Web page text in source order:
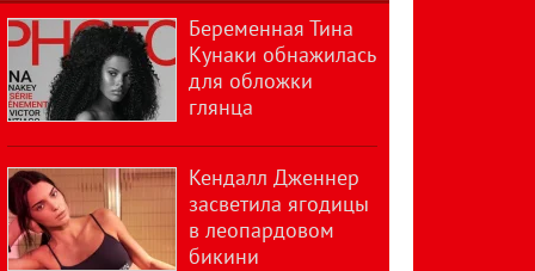
Беременная Тина
Кунаки обнажилась
для обложки
глянца
Кендалл Дженнер
засветила ягодицы
в леопардовом
бикини